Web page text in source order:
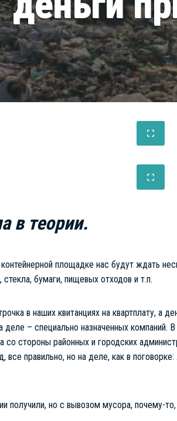
в теории.
площадке нас будут ждать
бумаги, пищевых отходов и т.п.
в наших квитанциях на квартплату, а
– специально назначенных компаний.
стороны районных и городских
правильно, но на деле, как в поговорке:
получили, но с вывозом мусора, почему-